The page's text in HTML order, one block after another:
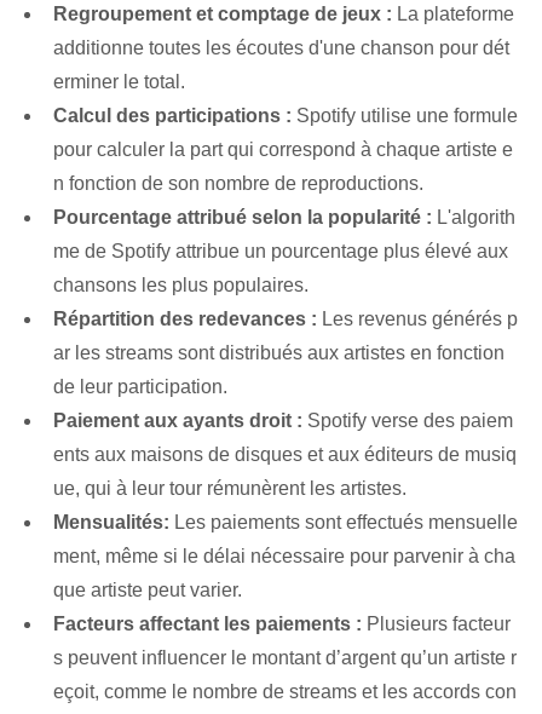
Regroupement et comptage de jeux : La plateforme
additionne toutes les écoutes d'une chanson pour dét
erminer le total.
Calcul des participations : Spotify utilise une formule
pour calculer la part qui correspond à chaque artiste e
n fonction de son nombre de reproductions.
Pourcentage attribué selon la popularité : L'algorith
me de Spotify attribue un pourcentage plus élevé aux
chansons les plus populaires.
Répartition des redevances : Les revenus générés p
ar les streams sont distribués aux artistes en fonction
de leur participation.
Paiement aux ayants droit : Spotify verse des paiem
ents aux maisons de disques et aux éditeurs de musiq
ue, qui à leur tour rémunèrent les artistes.
Mensualités: Les paiements sont effectués mensuelle
ment, même si le délai nécessaire pour parvenir à cha
que artiste peut varier.
Facteurs affectant les paiements : Plusieurs facteur
s peuvent influencer le montant d’argent qu’un artiste r
eçoit, comme le nombre de streams et les accords con